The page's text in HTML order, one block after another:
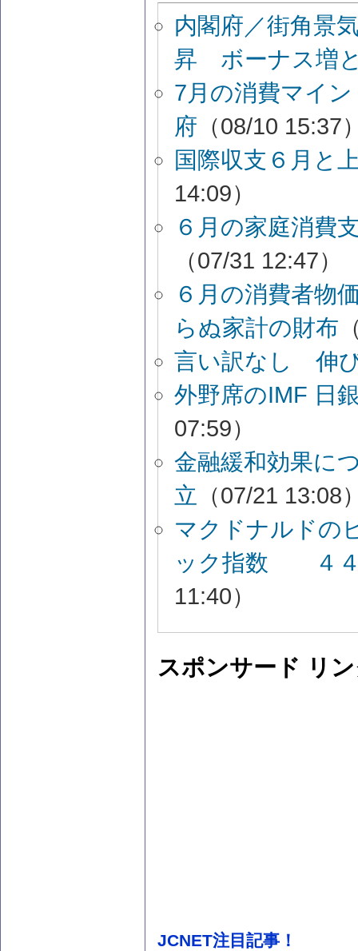
内閣府／街角景
昇 ボーナス増
7月の消費マイ
府 （08/10 15:37
国際収支６月と
14:09）
６月の家庭消
（07/31 12:47）
６月の消費者物
らぬ家計の財布
言い訳なし 伸
外野席のIMF 日
07:59）
金融緩和効果に
立 （07/21 13:08
マクドナルドの
ック指数 ４４
11:40）
スポンサード リ
JCNET注目記事！